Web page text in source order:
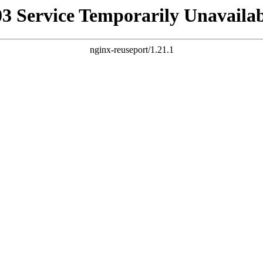
Service Temporarily
nginx-reuseport/1.21.1